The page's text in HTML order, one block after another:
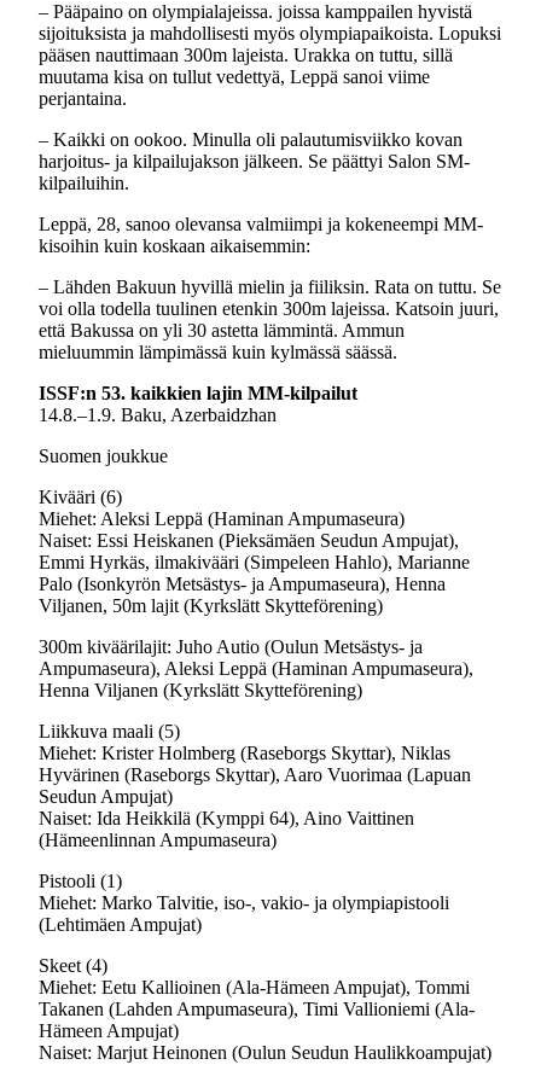
– Pääpaino on olympialajeissa. joissa kamppailen hyvistä
sijoituksista ja mahdollisesti myös olympiapaikoista. Lopuksi
pääsen nauttimaan 300m lajeista. Urakka on tuttu, sillä
muutama kisa on tullut vedettyä, Leppä sanoi viime
perjantaina.
– Kaikki on ookoo. Minulla oli palautumisviikko kovan
harjoitus- ja kilpailujakson jälkeen. Se päättyi Salon SM-
kilpailuihin.
Leppä, 28, sanoo olevansa valmiimpi ja kokeneempi MM-
kisoihin kuin koskaan aikaisemmin:
– Lähden Bakuun hyvillä mielin ja fiiliksin. Rata on tuttu. Se
voi olla todella tuulinen etenkin 300m lajeissa. Katsoin juuri,
että Bakussa on yli 30 astetta lämmintä. Ammun
mieluummin lämpimässä kuin kylmässä säässä.
ISSF:n 53. kaikkien lajin MM-kilpailut
14.8.–1.9. Baku, Azerbaidzhan
Suomen joukkue
Kivääri (6)
Miehet: Aleksi Leppä (Haminan Ampumaseura)
Naiset: Essi Heiskanen (Pieksämäen Seudun Ampujat),
Emmi Hyrkäs, ilmakivääri (Simpeleen Hahlo), Marianne
Palo (Isonkyrön Metsästys- ja Ampumaseura), Henna
Viljanen, 50m lajit (Kyrkslätt Skytteförening)
300m kiväärilajit: Juho Autio (Oulun Metsästys- ja
Ampumaseura), Aleksi Leppä (Haminan Ampumaseura),
Henna Viljanen (Kyrkslätt Skytteförening)
Liikkuva maali (5)
Miehet: Krister Holmberg (Raseborgs Skyttar), Niklas
Hyvärinen (Raseborgs Skyttar), Aaro Vuorimaa (Lapuan
Seudun Ampujat)
Naiset: Ida Heikkilä (Kymppi 64), Aino Vaittinen
(Hämeenlinnan Ampumaseura)
Pistooli (1)
Miehet: Marko Talvitie, iso-, vakio- ja olympiapistooli
(Lehtimäen Ampujat)
Skeet (4)
Miehet: Eetu Kallioinen (Ala-Hämeen Ampujat), Tommi
Takanen (Lahden Ampumaseura), Timi Vallioniemi (Ala-
Hämeen Ampujat)
Naiset: Marjut Heinonen (Oulun Seudun Haulikkoampujat)